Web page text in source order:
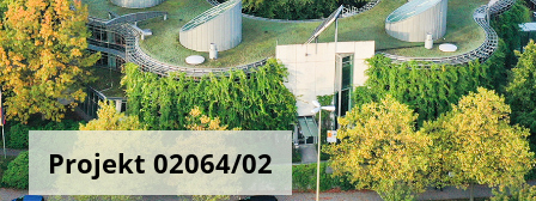
Projekt 02064/02